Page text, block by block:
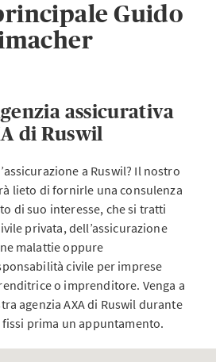
Guido
assicurativa
di Ruswil
a Ruswil? Il nostro
lieto di fornirle una consulenza
di suo interesse, che si tratti
privata, dell’assicurazione
malattie oppure
civile per imprese
o imprenditore. Venga a
agenzia AXA di Ruswil durante
prima un appuntamento.